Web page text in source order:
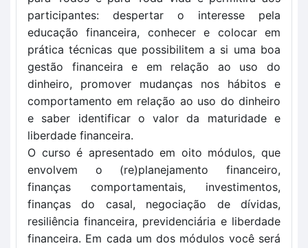
participantes: despertar o interesse pela
educação financeira, conhecer e colocar em
prática técnicas que possibilitem a si uma boa
gestão financeira e em relação ao uso do
dinheiro, promover mudanças nos hábitos e
comportamento em relação ao uso do dinheiro
e saber identificar o valor da maturidade e
liberdade financeira.
O curso é apresentado em oito módulos, que
envolvem o (re)planejamento financeiro,
finanças comportamentais, investimentos,
finanças do casal, negociação de dívidas,
resiliência financeira, previdenciária e liberdade
financeira. Em cada um dos módulos você será